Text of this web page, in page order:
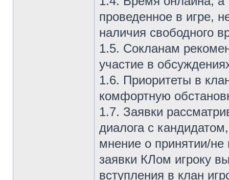
проведенное в игре,
наличия свободного
1.5. Сокланам
участие в
1.6. Приоритеты в
комфортную
1.7. Заявки
диалога с
мнение о принятии/
заявки КЛом игроку
вступления в клан